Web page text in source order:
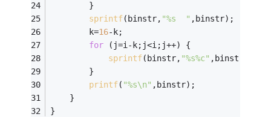
        }
sprintf(binstr, "%s  " ,binstr);
        k=
16-k;
for (j=i-k;j<i;j++) {
sprintf(binstr, "%s%c" ,binstr,(
        }
printf( "%s\n" ,binstr);
    }
}